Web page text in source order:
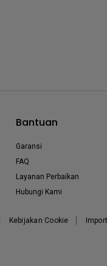
Bantuan
Garansi
FAQ
Layanan Perbaikan
Hubungi Kami
Kebijakan Cookie